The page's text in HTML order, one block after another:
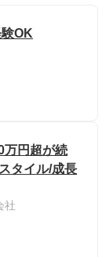
OK
万円超が続
タイル/成長
社